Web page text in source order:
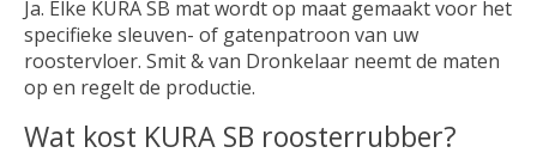
Ja. Elke KURA SB mat wordt op maat gemaakt voor het
specifieke sleuven- of gatenpatroon van uw
roostervloer. Smit & van Dronkelaar neemt de maten
op en regelt de productie.
Wat kost KURA SB roosterrubber?